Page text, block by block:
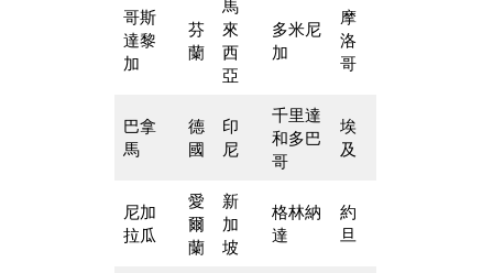
哥斯
達黎
加
芬
蘭
馬
來
西
亞
多米尼
加
摩
洛
哥
巴拿
馬
德
國
印
尼
千里達
和多巴
哥
埃
及
尼加
拉瓜
愛
爾
蘭
新
加
坡
格林納
達
約
旦